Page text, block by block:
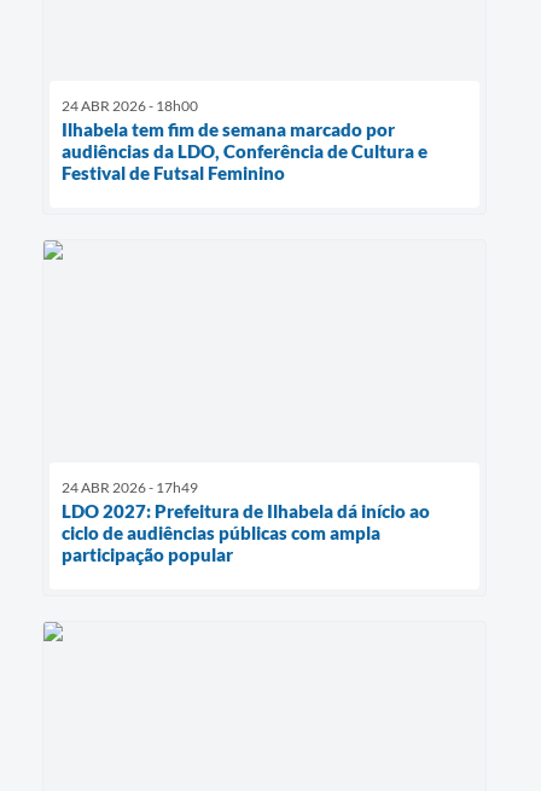
24 ABR 2026 - 18h00
Ilhabela tem fim de semana marcado por
audiências da LDO, Conferência de Cultura e
Festival de Futsal Feminino
24 ABR 2026 - 17h49
LDO 2027: Prefeitura de Ilhabela dá início ao
ciclo de audiências públicas com ampla
participação popular